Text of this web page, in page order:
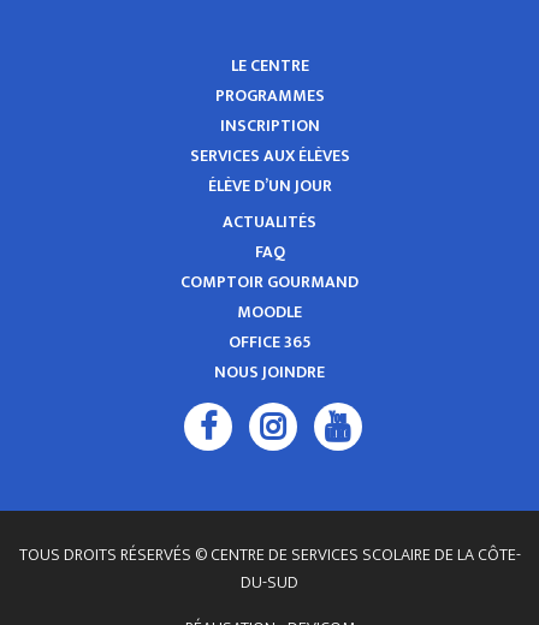
LE CENTRE
PROGRAMMES
INSCRIPTION
SERVICES AUX ÉLÈVES
ÉLÈVE D’UN JOUR
ACTUALITÉS
FAQ
COMPTOIR GOURMAND
MOODLE
OFFICE 365
NOUS JOINDRE
TOUS DROITS RÉSERVÉS © CENTRE DE SERVICES SCOLAIRE DE LA CÔTE-
DU-SUD